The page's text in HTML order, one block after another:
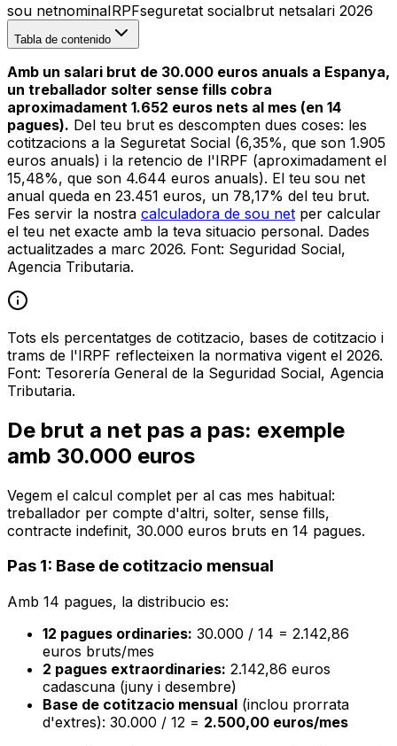
sou netnominaIRPFseguretat socialbrut netsalari 2026
Tabla de contenido
Amb un salari brut de 30.000 euros anuals a Espanya,
un treballador solter sense fills cobra
aproximadament 1.652 euros nets al mes (en 14
pagues). Del teu brut es descompten dues coses: les
cotitzacions a la Seguretat Social (6,35%, que son 1.905
euros anuals) i la retencio de l'IRPF (aproximadament el
15,48%, que son 4.644 euros anuals). El teu sou net
anual queda en 23.451 euros, un 78,17% del teu brut.
Fes servir la nostra calculadora de sou net per calcular
el teu net exacte amb la teva situacio personal. Dades
actualitzades a marc 2026. Font: Seguridad Social,
Agencia Tributaria.
Tots els percentatges de cotitzacio, bases de cotitzacio i
trams de l'IRPF reflecteixen la normativa vigent el 2026.
Font: Tesorería General de la Seguridad Social, Agencia
Tributaria.
De brut a net pas a pas: exemple
amb 30.000 euros
Vegem el calcul complet per al cas mes habitual:
treballador per compte d'altri, solter, sense fills,
contracte indefinit, 30.000 euros bruts en 14 pagues.
Pas 1: Base de cotitzacio mensual
Amb 14 pagues, la distribucio es:
12 pagues ordinaries: 30.000 / 14 = 2.142,86
euros bruts/mes
2 pagues extraordinaries: 2.142,86 euros
cadascuna (juny i desembre)
Base de cotitzacio mensual (inclou prorrata
d'extres): 30.000 / 12 = 2.500,00 euros/mes